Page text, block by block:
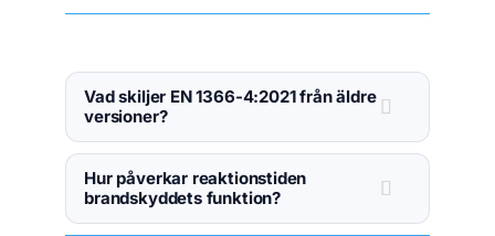
Vad skiljer EN 1366-4:2021 från äldre
versioner?
Hur påverkar reaktionstiden
brandskyddets funktion?